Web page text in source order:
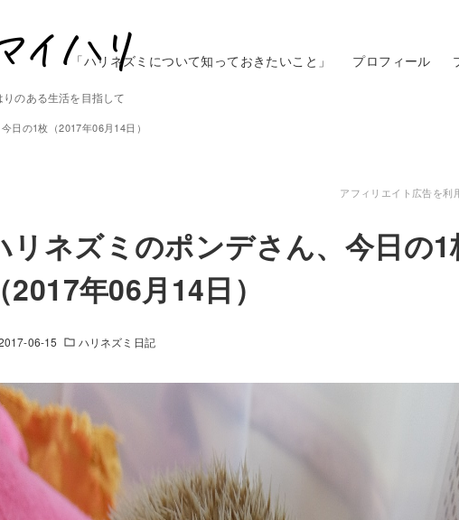
りのある生活を目指して
「ハリネズミについて知っておきたいこと」 プロフィール
日の1枚（2017年06月14日）
アフィリエイト広告を利
リネズミのポンデさん、今日の1
（2017年06月14日）
06-15 ハリネズミ日記